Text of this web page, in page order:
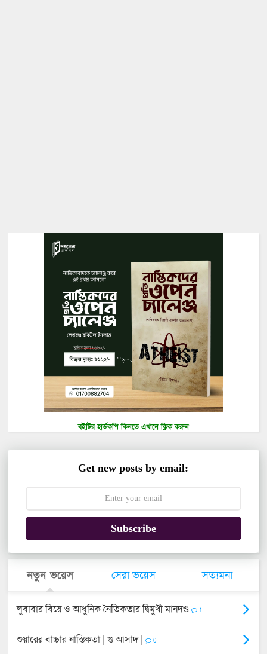
বইটির হার্ডকপি কিনতে এখানে ক্লিক করুন
Get new posts by email:
Subscribe
নতুন ভয়েস সেরা ভয়েস সত্যমনা
লুবাবার বিয়ে ও আধুনিক নৈতিকতার দ্বিমুখী মানদণ্ড 1
শুয়ারের বাচ্চার নাস্তিকতা | গু আসাদ | 0